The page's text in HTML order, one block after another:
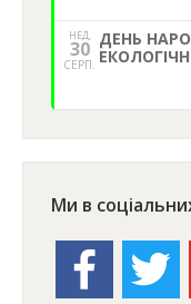
НЕД,
30
СЕРП.
ДЕНЬ
Ми в
facebook twitter